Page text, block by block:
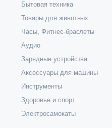
Бытовая техника
Товары для животных
Часы, Фитнес-браслеты
Аудио
Зарядные устройства
Аксессуары для машины
Инструменты
Здоровье и спорт
Электросамокаты